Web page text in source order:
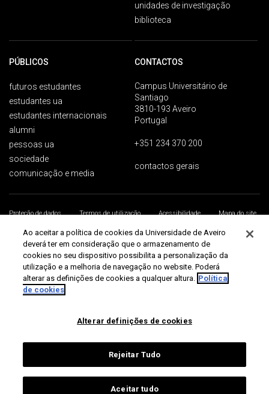
unidades de investigação
biblioteca
PÚBLICOS
futuros estudantes
estudantes ua
estudantes internacionais
alumni
pessoas ua
sociedade
comunicação e media
CONTACTOS
Campus Universitário de
Santiago
3810-193 Aveiro
Portugal
+351 234 370 200
contactos gerais
Proteção de dados Termos de utilização Acessibilidade
Mapa do site
Universidade de Aveiro 2026
Ao aceitar a política de cookies da Universidade de Aveiro
deverá ter em consideração que o armazenamento de
cookies no seu dispositivo possibilita a personalização da
utilização e a melhoria de navegação no website. Poderá
alterar as definições de cookies a qualquer altura. Política
de cookies
Alterar definições de cookies
Rejeitar Tudo
Aceitar tudo